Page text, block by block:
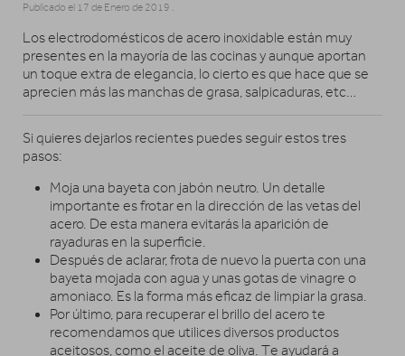
Publicado el 17 de Enero de 2019 .
Los electrodomésticos de acero inoxidable están muy
presentes en la mayoría de las cocinas y aunque aportan
un toque extra de elegancia, lo cierto es que hace que se
aprecien más las manchas de grasa, salpicaduras, etc…
Si quieres dejarlos recientes puedes seguir estos tres
pasos:
Moja una bayeta con jabón neutro. Un detalle
importante es frotar en la dirección de las vetas del
acero. De esta manera evitarás la aparición de
rayaduras en la superficie.
Después de aclarar, frota de nuevo la puerta con una
bayeta mojada con agua y unas gotas de vinagre o
amoniaco. Es la forma más eficaz de limpiar la grasa.
Por último, para recuperar el brillo del acero te
recomendamos que utilices diversos productos
aceitosos, como el aceite de oliva. Te ayudará a